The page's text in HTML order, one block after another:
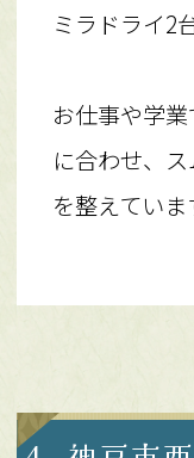
ミラドライ2
お仕事や学
に合わせ、
を整えていま